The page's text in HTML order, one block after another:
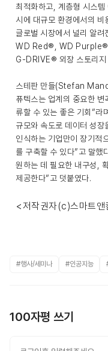
최적화하고, 계층형 시스
시에 대규모 환경에서의 비
글로벌 시장에서 널리 알
WD Red®, WD Purple®)
G-DRIVE® 외장 스토리지
스테판 만들(Stefan
퓨텍스는 업계의 중요한
류할 수 있는 좋은 기회”라
규모와 속도로 데이터 성
인식하는 기업만이 장기적
를 구축할 수 있다”고 말했
원하는 데 필요한 내구성,
제공한다”고 덧붙였다.
<저작권자(c)스마트앤
#행사/세미나 #인공지능
100자평 쓰기